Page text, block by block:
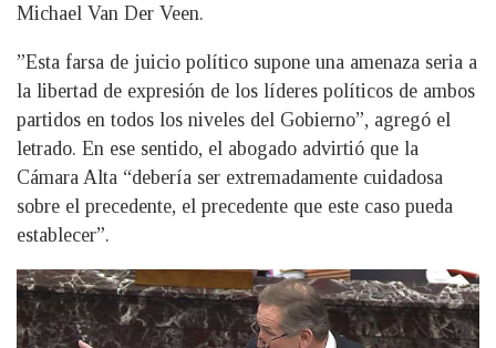
Michael Van Der Veen.
”Esta farsa de juicio político supone una amenaza seria a
la libertad de expresión de los líderes políticos de ambos
partidos en todos los niveles del Gobierno”, agregó el
letrado. En ese sentido, el abogado advirtió que la
Cámara Alta “debería ser extremadamente cuidadosa
sobre el precedente, el precedente que este caso pueda
establecer”.